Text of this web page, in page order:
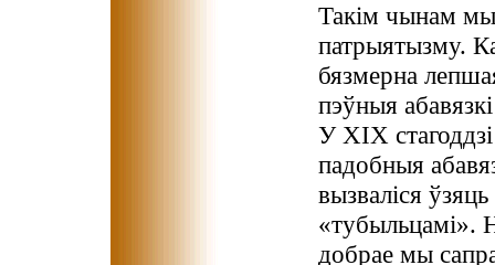
Такім чынам мы
патрыятызму.
бязмерна
пэўныя
У ХІХ
падобныя
вызваліся
«тубыльцамі».
добрае мы